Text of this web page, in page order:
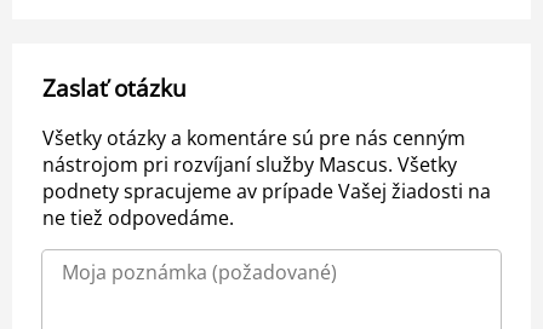
Zaslať otázku
Všetky otázky a komentáre sú pre nás cenným
nástrojom pri rozvíjaní služby Mascus. Všetky
podnety spracujeme av prípade Vašej žiadosti na
ne tiež odpovedáme.